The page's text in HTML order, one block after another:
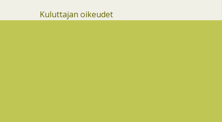
Kuluttajan oikeudet